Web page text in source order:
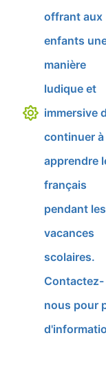
offrant aux
enfants
manière
ludique et
immersive
continuer à
apprendre
français
pendant les
vacances
scolaires.
Contactez-
nous pour